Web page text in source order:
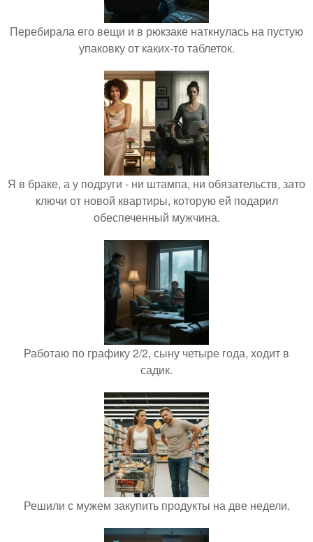
Перебирала его вещи и в рюкзаке наткнулась на пустую
упаковку от каких-то таблеток.
Я в браке, а у подруги - ни штампа, ни обязательств, зато
ключи от новой квартиры, которую ей подарил
обеспеченный мужчина.
Работаю по графику 2/2, сыну четыре года, ходит в
садик.
Решили с мужем закупить продукты на две недели.